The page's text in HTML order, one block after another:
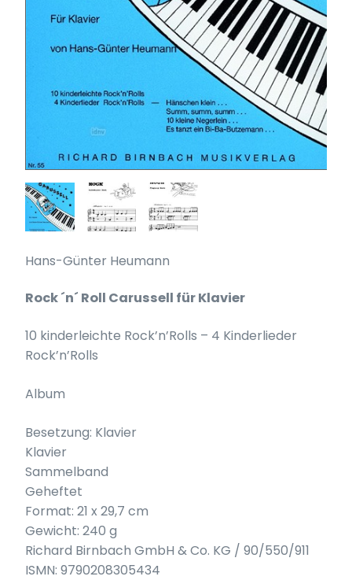
Hans-Günter Heumann
Rock ´n´ Roll Carussell für Klavier
10 kinderleichte Rock’n’Rolls – 4 Kinderlieder
Rock’n’Rolls
Album
Besetzung: Klavier
Klavier
Sammelband
Geheftet
Format: 21 x 29,7 cm
Gewicht: 240 g
Richard Birnbach GmbH & Co. KG / 90/550/911
ISMN: 9790208305434